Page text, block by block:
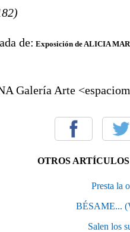
de: Exposición de ALICIA
Galería Arte
OTROS
Presta la
BÉSAME...
Salen los